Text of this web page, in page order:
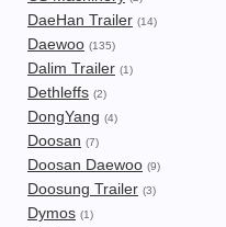
DaeHan Trailer (14)
Daewoo (135)
Dalim Trailer (1)
Dethleffs (2)
DongYang (4)
Doosan (7)
Doosan Daewoo (9)
Doosung Trailer (3)
Dymos (1)